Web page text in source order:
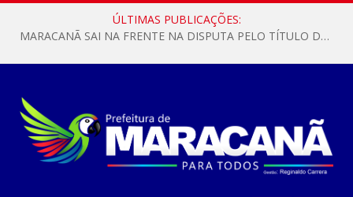
ÚLTIMAS PUBLICAÇÕES:
MARACANÃ SAI NA FRENTE NA DISPUTA PELO TÍTULO DA COPA PARÁ SUB-17!